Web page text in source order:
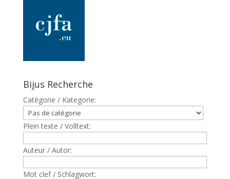
Bijus Recherche
Catègorie / Kategorie:
Plein texte / Volltext:
Auteur / Autor:
Mot clef / Schlagwort: